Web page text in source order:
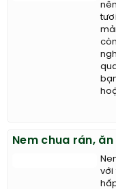
Nem chua rán,
với